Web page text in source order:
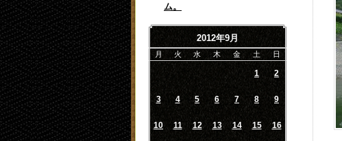
ム。
2012年9月
月 火 水 木 金 土 日
1 2
3 4 5 6 7 8 9
10 11 12 13 14 15 16